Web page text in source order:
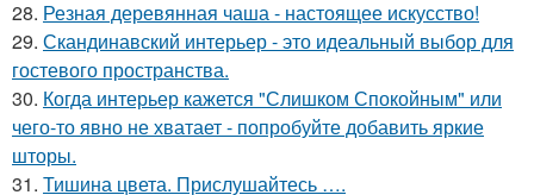
28. Резная деревянная чаша - настоящее искусство!
29. Скандинавский интерьер - это идеальный выбор для
гостевого пространства.
30. Когда интерьер кажется "Слишком Спокойным" или
чего-то явно не хватает - попробуйте добавить яркие
шторы.
31. Тишина цвета. Прислушайтесь ….